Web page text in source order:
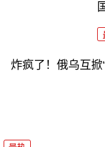
炸疯了！俄乌互